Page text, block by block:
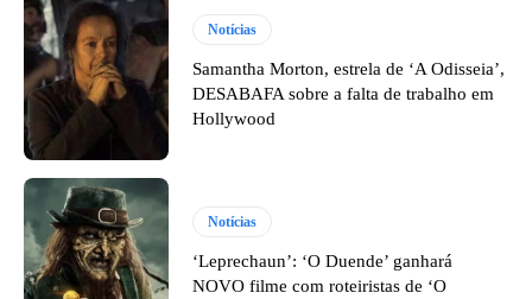
Notícias
Samantha Morton, estrela de ‘A Odisseia’,
DESABAFA sobre a falta de trabalho em
Hollywood
Notícias
‘Leprechaun’: ‘O Duende’ ganhará
NOVO filme com roteiristas de ‘O